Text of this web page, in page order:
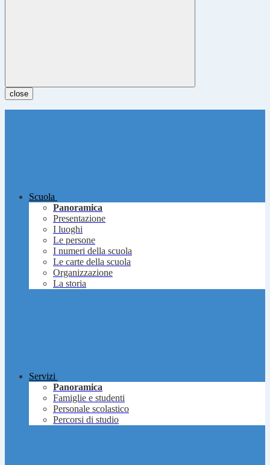
close
Scuola
Panoramica
Presentazione
I luoghi
Le persone
I numeri della scuola
Le carte della scuola
Organizzazione
La storia
Servizi
Panoramica
Famiglie e studenti
Personale scolastico
Percorsi di studio